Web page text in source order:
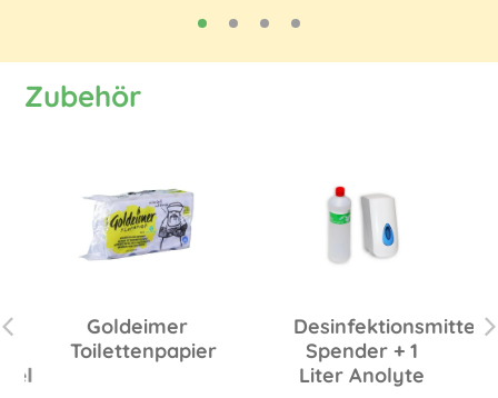
Zubehör
Goldeimer
Toilettenpapier
Desinfektionsmittel
Spender + 1
Liter Anolyte